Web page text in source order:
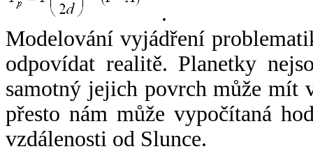
.
Modelování vyjádření
odpovídat realitě. Planetky
samotný jejich povrch může mít
přesto nám může vypočítaná
vzdálenosti od Slunce.